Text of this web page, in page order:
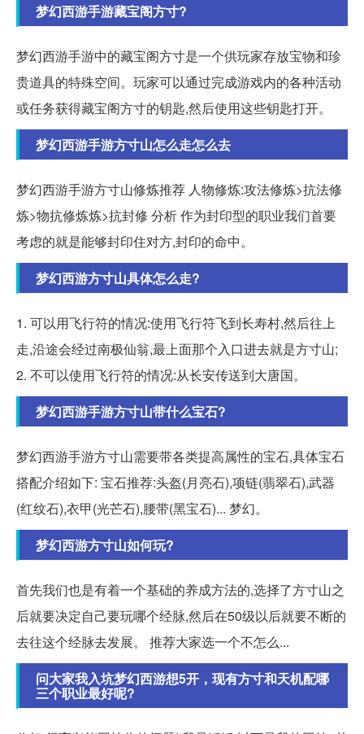
梦幻西游手游藏宝阁方寸?
梦幻西游手游中的藏宝阁方寸是一个供玩家存放宝物和珍
贵道具的特殊空间。玩家可以通过完成游戏内的各种活动
或任务获得藏宝阁方寸的钥匙,然后使用这些钥匙打开。
梦幻西游手游方寸山怎么走怎么去
梦幻西游手游方寸山修炼推荐 人物修炼:攻法修炼>抗法修
炼>物抗修炼炼>抗封修 分析 作为封印型的职业我们首要
考虑的就是能够封印住对方,封印的命中。
梦幻西游方寸山具体怎么走?
1. 可以用飞行符的情况:使用飞行符飞到长寿村,然后往上
走,沿途会经过南极仙翁,最上面那个入口进去就是方寸山;
2. 不可以使用飞行符的情况:从长安传送到大唐国。
梦幻西游手游方寸山带什么宝石?
梦幻西游手游方寸山需要带各类提高属性的宝石,具体宝石
搭配介绍如下: 宝石推荐:头盔(月亮石),项链(翡翠石),武器
(红纹石),衣甲(光芒石),腰带(黑宝石)... 梦幻。
梦幻西游方寸山如何玩?
首先我们也是有着一个基础的养成方法的,选择了方寸山之
后就要决定自己要玩哪个经脉,然后在50级以后就要不断的
去往这个经脉去发展。 推荐大家选一个不怎么...
问大家我入坑梦幻西游想5开，现有方寸和天机配哪
三个职业最好呢?